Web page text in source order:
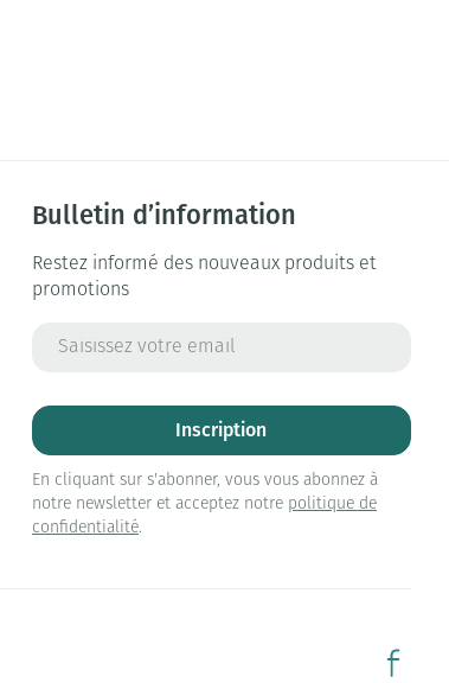
Bulletin d’information
Restez informé des nouveaux produits et
promotions
Inscription
En cliquant sur s'abonner, vous vous abonnez à
notre newsletter et acceptez notre politique de
confidentialité.